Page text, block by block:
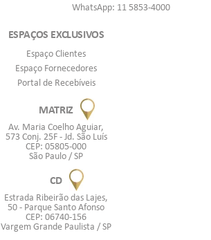
WhatsApp: 11 5853-4000
ESPAÇOS EXCLUSIVOS
Espaço Clientes
Espaço Fornecedores
Portal de Recebíveis
MATRIZ
Av. Maria Coelho Aguiar,
573 Conj. 25F - Jd. São Luís
CEP: 05805-000
São Paulo / SP
CD
Estrada Ribeirão das Lajes,
50 - Parque Santo Afonso
CEP: 06740-156
Vargem Grande Paulista / SP